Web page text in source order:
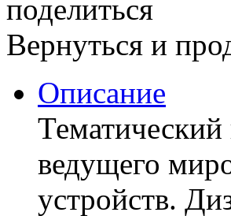
поделиться
Вернуться и
Описание
ведущего
устройств.